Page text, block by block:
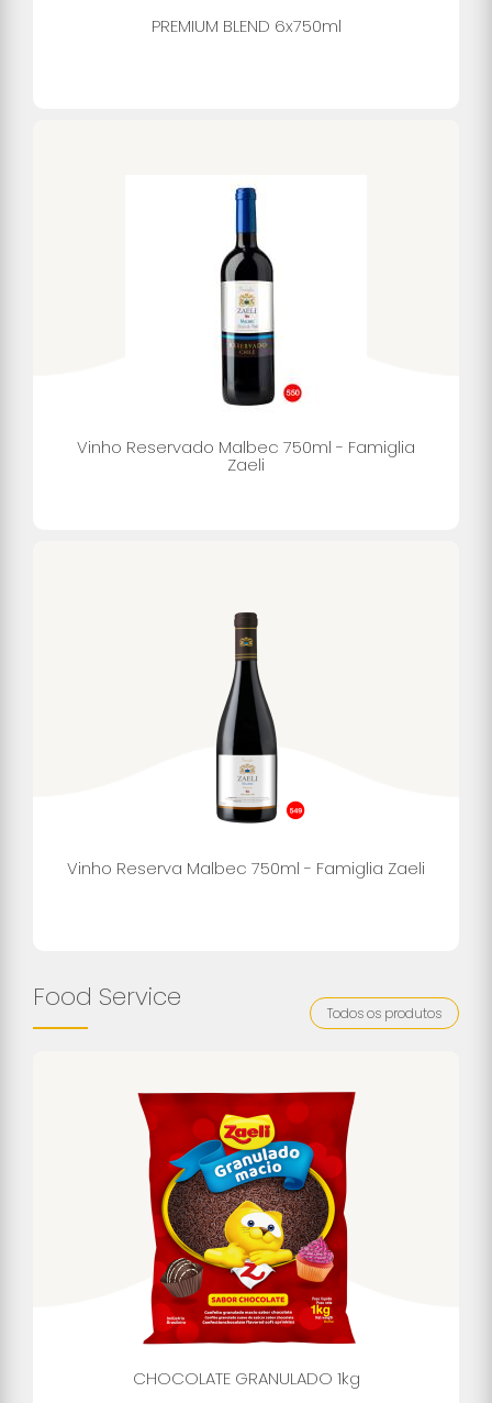
PREMIUM BLEND 6x750ml
Vinho Reservado Malbec 750ml - Famiglia
Zaeli
Vinho Reserva Malbec 750ml - Famiglia Zaeli
Food Service Todos os produtos
CHOCOLATE GRANULADO 1kg